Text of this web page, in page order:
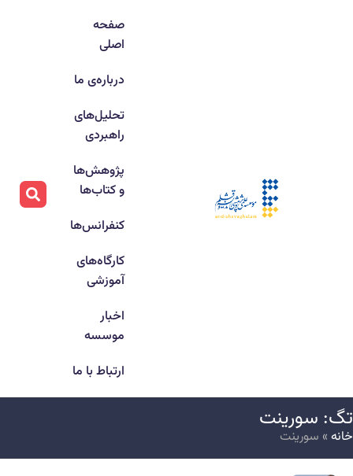
صفحه
اصلی
درباره‌ی ما
تحلیل‌های
راهبردی
پژوهش‌ها
و کتاب‌ها
کنفرانس‌ها
کارگاه‌های
آموزشی
اخبار
موسسه
ارتباط با ما
سورینت
» سورینت